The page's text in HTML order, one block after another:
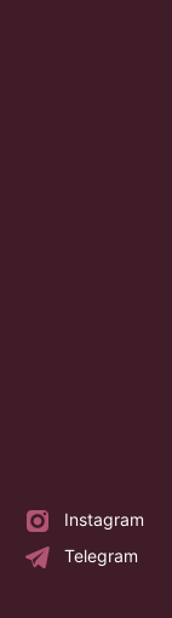
Instagram
Telegram